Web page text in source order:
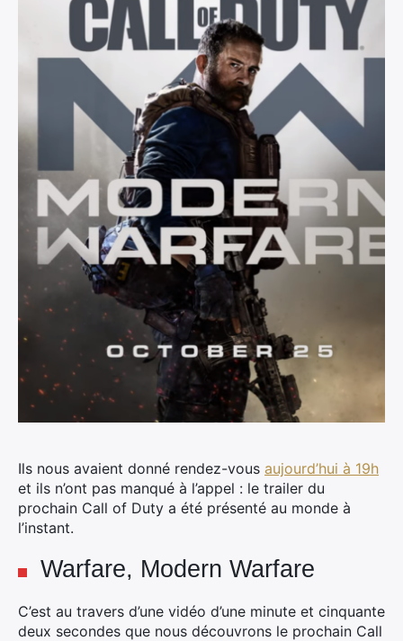
Ils nous avaient donné rendez-vous aujourd’hui à 19h
et ils n’ont pas manqué à l’appel : le trailer du
prochain Call of Duty a été présenté au monde à
l’instant.
Warfare, Modern Warfare
C’est au travers d’une vidéo d’une minute et cinquante
deux secondes que nous découvrons le prochain Call